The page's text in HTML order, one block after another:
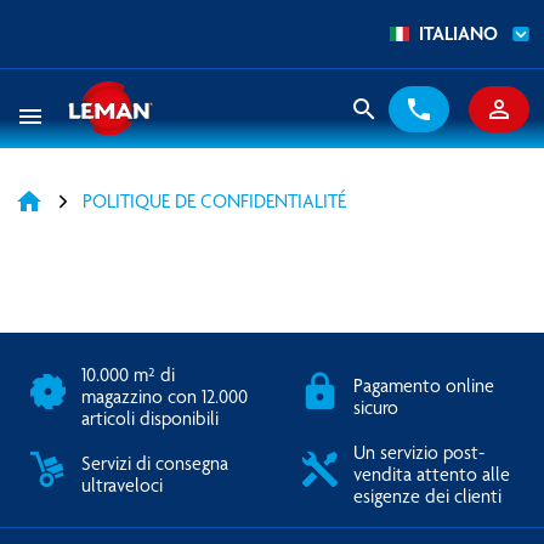
ITALIANO
search phone person_outline
menu
home POLITIQUE DE CONFIDENTIALITÉ
10.000 m² di
magazzino con 12.000
articoli disponibili
Pagamento online
sicuro
Servizi di consegna
ultraveloci
Un servizio post-
vendita attento alle
esigenze dei clienti